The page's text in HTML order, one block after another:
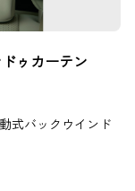
ゥカーテン
式バックウインド